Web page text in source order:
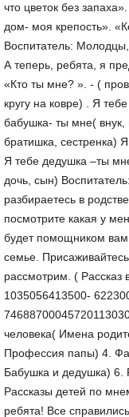
что цветок без
дом- моя крепость».
Воспитатель:
А теперь, ребята, я
«Кто ты мне? ». - (
кругу на ковре) . Я
бабушка- ты мне( внук,
братишка, сестренка)
Я тебе дедушка –ты
дочь, сын)
разбираетесь в
посмотрите какая у
будет помощником вам
семье.
рассмотрим. ( Рассказ
1035056413500-
человека( Имена
Профессия папы) 4.
Бабушка и дедушка)
Рассказы детей по
ребята! Все